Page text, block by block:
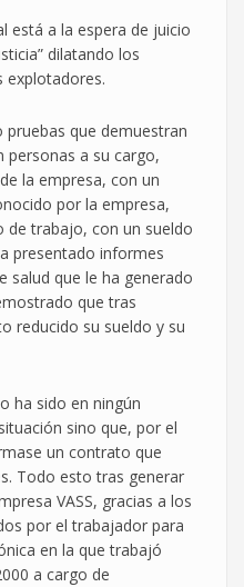
está a la espera de juicio
dilatando los
explotadores.
pruebas que demuestran
a su cargo,
la empresa, con un
por la empresa,
de trabajo, con un sueldo
presentado informes
salud que le ha generado
que tras
reducido su sueldo y su
ha sido en ningún
sino que, por el
un contrato que
Todo esto tras generar
VASS, gracias a los
por el trabajador para
en la que trabajó
a cargo de